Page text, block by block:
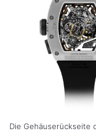
Die Gehäuserückseite